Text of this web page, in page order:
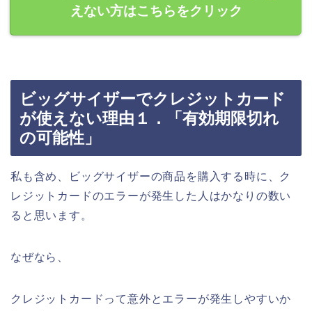
えない方はこちらをクリック
ビッグサイザーでクレジットカード
が使えない理由１．「有効期限切れ
の可能性」
私も含め、ビッグサイザーの商品を購入する時に、ク
レジットカードのエラーが発生した人はかなりの数い
ると思います。
なぜなら、
クレジットカードって意外とエラーが発生しやすいか